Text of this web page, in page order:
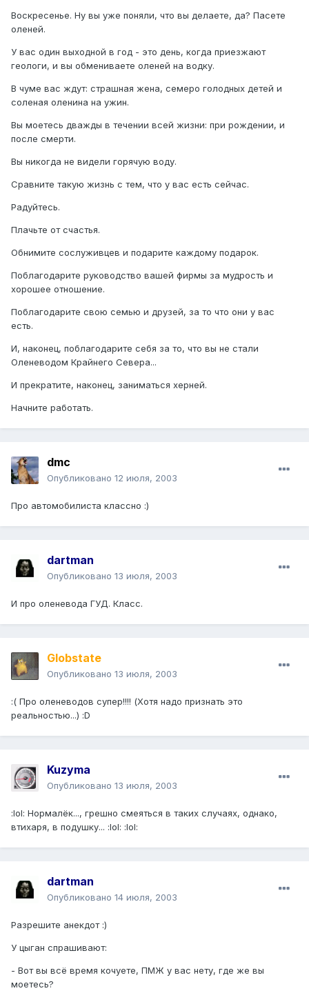
Воскресенье. Ну вы уже поняли, что вы делаете, да? Пасете
оленей.
У вас один выходной в год - это день, когда приезжают
геологи, и вы обмениваете оленей на водку.
В чуме вас ждут: страшная жена, семеро голодных детей и
соленая оленина на ужин.
Вы моетесь дважды в течении всей жизни: при рождении, и
после смерти.
Вы никогда не видели горячую воду.
Сравните такую жизнь с тем, что у вас есть сейчас.
Радуйтесь.
Плачьте от счастья.
Обнимите сослуживцев и подарите каждому подарок.
Поблагодарите руководство вашей фирмы за мудрость и
хорошее отношение.
Поблагодарите свою семью и друзей, за то что они у вас
есть.
И, наконец, поблагодарите себя за то, что вы не стали
Оленеводом Крайнего Севера...
И прекратите, наконец, заниматься херней.
Начните работать.
dmc
Опубликовано 12 июля, 2003
Про автомобилиста классно :)
dartman
Опубликовано 13 июля, 2003
И про оленевода ГУД. Класс.
Globstate
Опубликовано 13 июля, 2003
:( Про оленеводов супер!!!! (Хотя надо признать это
реальностью...) :D
Kuzyma
Опубликовано 13 июля, 2003
:lol: Нормалёк..., грешно смеяться в таких случаях, однако,
втихаря, в подушку... :lol: :lol:
dartman
Опубликовано 14 июля, 2003
Разрешите анекдот :)
У цыган спрашивают:
- Вот вы всё время кочуете, ПМЖ у вас нету, где же вы
моетесь?